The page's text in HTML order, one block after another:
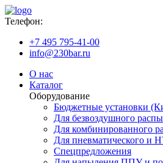
Телефон:
+7 495 795-41-00
info@230bar.ru
О нас
Каталог
Оборудование
Бюджетные установки
Для безвоздушного
Для комбинированного
Для пневматического и
Спецпредложения